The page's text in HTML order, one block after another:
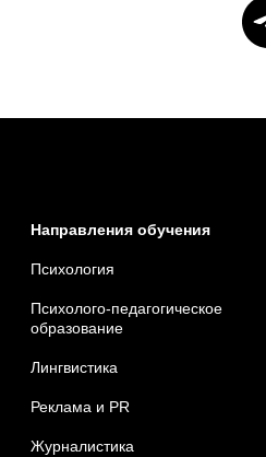
Направления обучения
Психология
Психолого-педагогическое
образование
Лингвистика
Реклама и PR
Журналистика